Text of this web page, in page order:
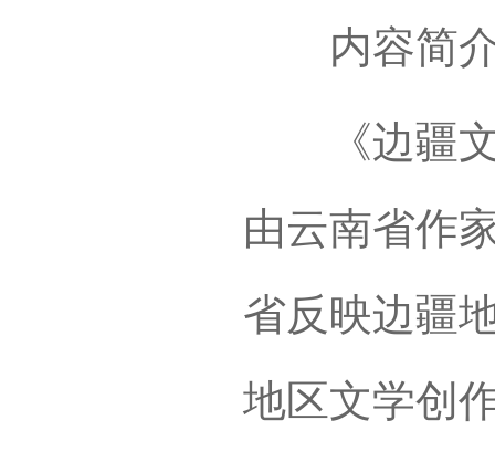
内容简
《边疆文
由云南省作
省反映边疆
地区文学创